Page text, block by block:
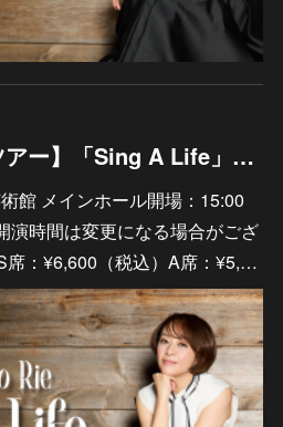
9/13【ソロライブツアー】「Sing A Life」長野 長野市芸術館 メインホール
館 メインホール開場：15:00
時間は変更になる場合がござ
席：¥6,600（税込）A席：¥5,…